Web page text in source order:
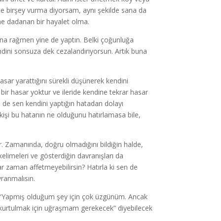
birşey vurma diyorsam, aynı şekilde sana da
dadanan bir hayalet olma.
rağmen yine de yaptın. Belki çoğunluğa
sonsuza dek cezalandırıyorsun. Artık buna
yarattığını sürekli düşünerek kendini
hasar yoktur ve ileride kendine tekrar hasar
sen kendini yaptığın hatadan dolayı
bu hatanın ne olduğunu hatırlamasa bile,
doğru olmadığını bildiğin halde,
ve gösterdiğin davranışları da
zaman affetmeyebilirsin? Hatırla ki sen de
olduğum şey için çok üzgünüm. Ancak
için uğraşmam gerekecek” diyebilecek